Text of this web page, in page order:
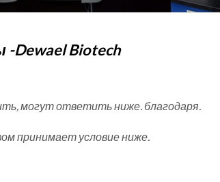
Dewael Biotech
могут ответить ниже. благодаря.
принимает условие ниже.